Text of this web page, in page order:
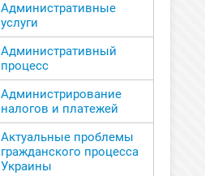
Административные
услуги
Административный
процесс
Администрирование
налогов и платежей
Актуальные проблемы
гражданского процесса
Украины